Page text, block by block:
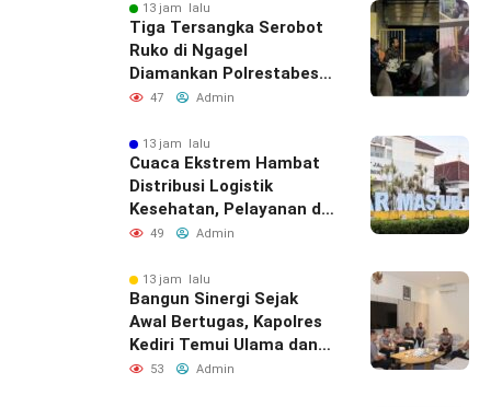
13 jam lalu
Tiga Tersangka Serobot
Ruko di Ngagel
Diamankan Polrestabes
Surabaya
47 Admin
13 jam lalu
Cuaca Ekstrem Hambat
Distribusi Logistik
Kesehatan, Pelayanan di
Bawean Tetap
49 Admin
13 jam lalu
Bangun Sinergi Sejak
Awal Bertugas, Kapolres
Kediri Temui Ulama dan
Bupati
53 Admin